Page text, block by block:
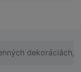
dekoráciách,